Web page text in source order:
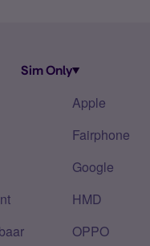
Sim Only
Apple
Fairphone
Google
HMD
OPPO